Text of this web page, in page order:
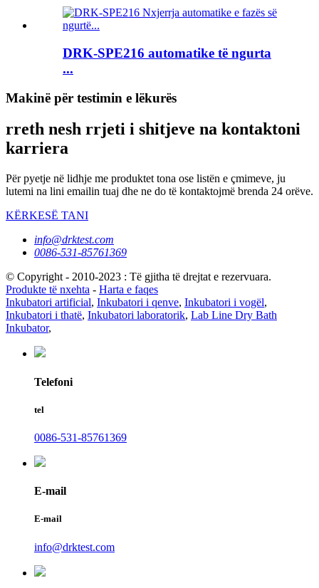
DRK-SPE216 automatike të ngurta
...
Makinë për testimin e lëkurës
rreth nesh rrjeti i shitjeve na kontaktoni
karriera
Për pyetje në lidhje me produktet tona ose listën e çmimeve, ju
lutemi na lini emailin tuaj dhe ne do të kontaktojmë brenda 24 orëve.
KËRKESË TANI
info@drktest.com
0086-531-85761369
© Copyright - 2010-2023 : Të gjitha të drejtat e rezervuara.
Produkte të nxehta - Harta e faqes
Inkubatori artificial, Inkubatori i qenve, Inkubatori i vogël,
Inkubatori i thatë, Inkubatori laboratorik, Lab Line Dry Bath
Inkubator,
Telefoni
tel
0086-531-85761369
E-mail
E-mail
info@drktest.com